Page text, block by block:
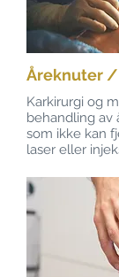
Åreknuter /
Karkirurgi og
behandling av
som ikke kan
laser eller